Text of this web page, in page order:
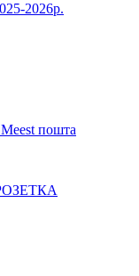
2026р.
Meest пошта
РОЗЕТКА